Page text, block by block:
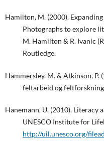
Hamilton, M. (2000).
Photographs to explore
M. Hamilton & R. Ivanic
Routledge.
Hammersley, M. & Atkinson,
feltarbeid og
Hanemann, U. (2010). Literacy
UNESCO Institute for
http://uil.unesco.org/